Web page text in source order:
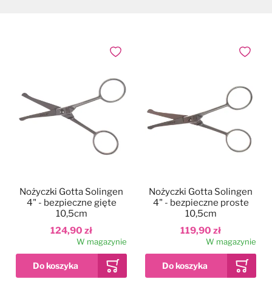
124,90 zł
Nożyczki Gotta Solingen
4" - bezpieczne gięte
10,5cm
W magazynie
Dodaj do ulubionych
119,90 zł
Nożyczki Gotta Solingen
4" - bezpieczne proste
10,5cm
W magazynie
Dodaj